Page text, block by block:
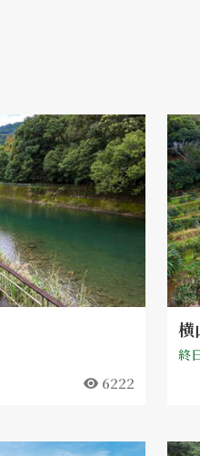
6222
横
終